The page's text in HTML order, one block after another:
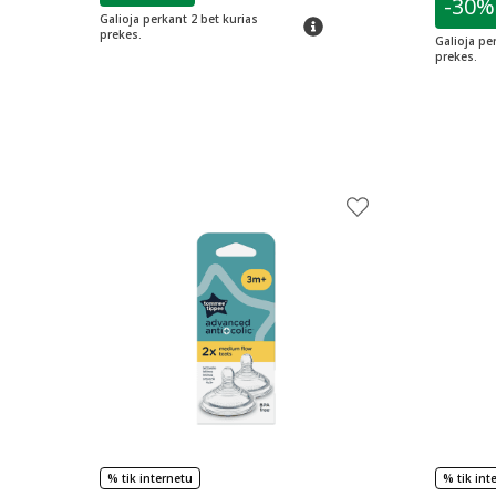
Galioja perkant 2 bet kurias
prekes.
patarimas -30%
Galioja
prekes.
% tik internetu % tik